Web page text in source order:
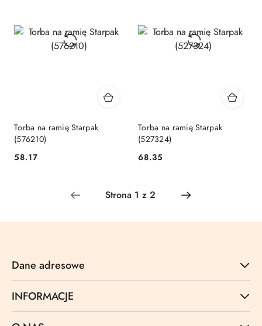
Torba na ramię Starpak
(576210)
Cena:
58.17
Torba na ramię Starpak
(527324)
Cena:
68.35
Dane adresowe
INFORMACJE